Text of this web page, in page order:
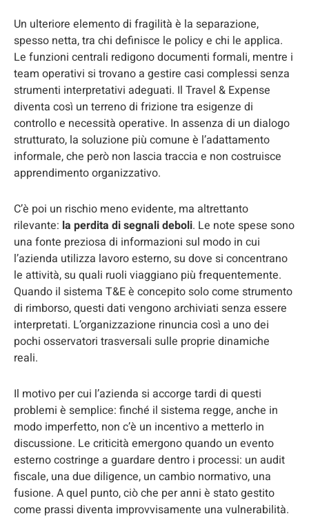
Un ulteriore elemento di fragilità è la separazione,
spesso netta, tra chi definisce le policy e chi le applica.
Le funzioni centrali redigono documenti formali, mentre i
team operativi si trovano a gestire casi complessi senza
strumenti interpretativi adeguati. Il Travel & Expense
diventa così un terreno di frizione tra esigenze di
controllo e necessità operative. In assenza di un dialogo
strutturato, la soluzione più comune è l’adattamento
informale, che però non lascia traccia e non costruisce
apprendimento organizzativo.
C’è poi un rischio meno evidente, ma altrettanto
rilevante: la perdita di segnali deboli. Le note spese sono
una fonte preziosa di informazioni sul modo in cui
l’azienda utilizza lavoro esterno, su dove si concentrano
le attività, su quali ruoli viaggiano più frequentemente.
Quando il sistema T&E è concepito solo come strumento
di rimborso, questi dati vengono archiviati senza essere
interpretati. L’organizzazione rinuncia così a uno dei
pochi osservatori trasversali sulle proprie dinamiche
reali.
Il motivo per cui l’azienda si accorge tardi di questi
problemi è semplice: finché il sistema regge, anche in
modo imperfetto, non c’è un incentivo a metterlo in
discussione. Le criticità emergono quando un evento
esterno costringe a guardare dentro i processi: un audit
fiscale, una due diligence, un cambio normativo, una
fusione. A quel punto, ciò che per anni è stato gestito
come prassi diventa improvvisamente una vulnerabilità.